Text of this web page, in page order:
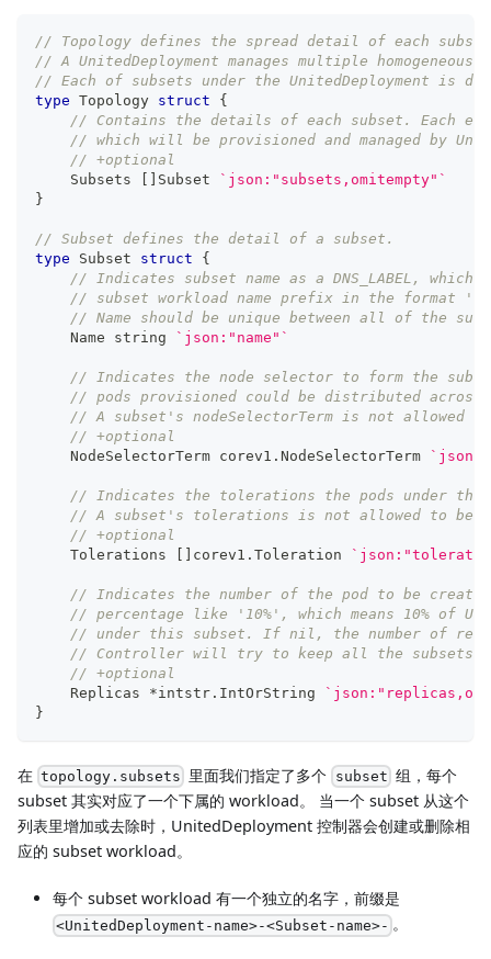
// Topology defines the spread detail of each subset
// A UnitedDeployment manages multiple
// Each of subsets under the UnitedDeployment is
type Topology struct
{
// Contains the details of each subset. Each
// which will be provisioned and managed by
// +optional
    Subsets
[ ] Subset
`json:"subsets,omitempty"`
}
// Subset defines the detail of a subset.
type Subset struct
{
// Indicates subset name as a DNS_LABEL,
// subset workload name prefix in the format
// Name should be unique between all of the
    Name
string `json:"name"`
// Indicates the node selector to form the
// pods provisioned could be distributed across
// A subset's nodeSelectorTerm is not allowed
// +optional
    NodeSelectorTerm corev1
. NodeSelectorTerm
// Indicates the tolerations the pods under this
// A subset's tolerations is not allowed to be
// +optional
    Tolerations
[ ] corev1 . Toleration
// Indicates the number of the pod to be
// percentage like '10%', which means 10% of
// under this subset. If nil, the number of
// Controller will try to keep all the subsets
// +optional
    Replicas
*intstr . IntOrString
}
在 topology.subsets 里面我们指定了多个 subset 组，每个
subset 其实对应了一个下属的 workload。 当一个 subset 从这个
列表里增加或去除时，UnitedDeployment 控制器会创建或删除相
应的 subset workload。
每个 subset workload 有一个独立的名字，前缀是
<UnitedDeployment-name>-<Subset-name>- 。